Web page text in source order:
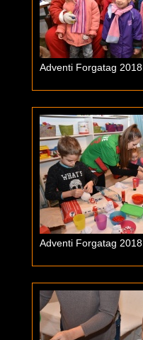
Adventi Forgatag 2018.
Adventi Forgatag 2018.